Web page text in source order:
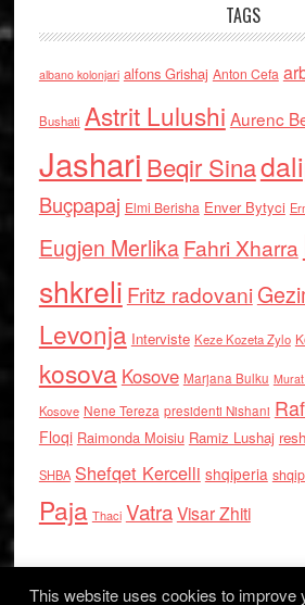
TAGS
albano kolonjari alfons Grishaj Anton Cefa
Bushati Astrit Lulushi Aurenc
Jashari Beqir Sina
Buçpapaj Elmi Berisha Enver Bytyci
Eugjen MerlikaFahri Xharra
shkreli Fritz radovani
Levonja Interviste Keze Kozeta Zylo
kosova Kosove Marjana Bulku
Kosove Nene Tereza presidenti Nishani
Floqi Raimonda Moisiu Ramiz Lushaj
SHBA Shefqet Kercelli shqiperia
Paja Thaci VatraVisar Zhiti
This website uses cookies to improve